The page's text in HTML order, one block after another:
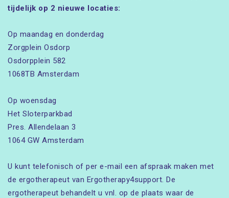
tijdelijk op 2 nieuwe locaties:
Op maandag en donderdag
Zorgplein Osdorp
Osdorpplein 582
1068TB Amsterdam
Op woensdag
Het Sloterparkbad
Pres. Allendelaan 3
1064 GW Amsterdam
U kunt telefonisch of per e-mail een afspraak maken met
de ergotherapeut van Ergotherapy4support. De
ergotherapeut behandelt u vnl. op de plaats waar de